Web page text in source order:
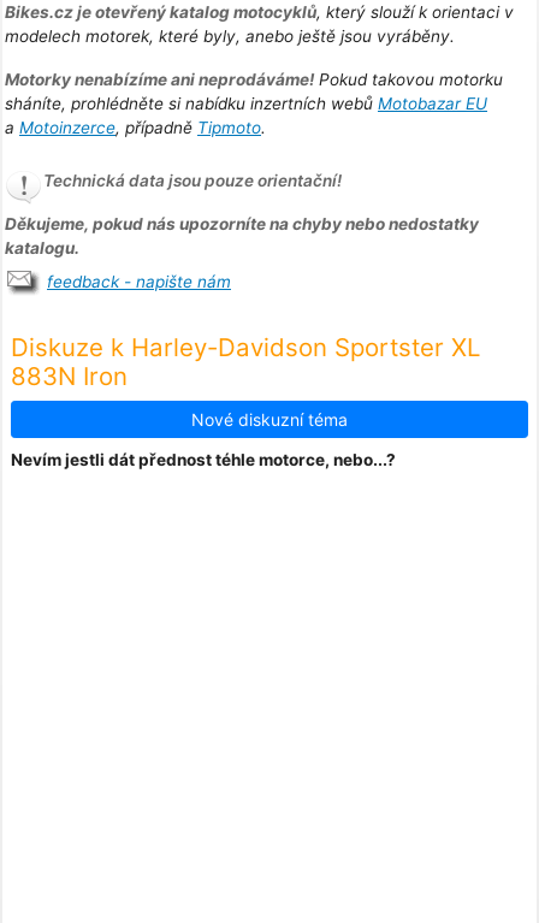
Bikes.cz je otevřený katalog motocyklů, který slouží k orientaci v
modelech motorek, které byly, anebo ještě jsou vyráběny.
Motorky nenabízíme ani neprodáváme!Pokud takovou motorku
sháníte, prohlédněte si nabídku inzertních webů Motobazar EU
a Motoinzerce, případně Tipmoto.
Technická data jsou pouze orientační!
Děkujeme, pokud nás upozorníte na chyby nebo nedostatky
katalogu.
feedback - napište nám
Diskuze k Harley-Davidson Sportster XL
883N Iron
Nové diskuzní téma
Nevím jestli dát přednost téhle motorce, nebo...?